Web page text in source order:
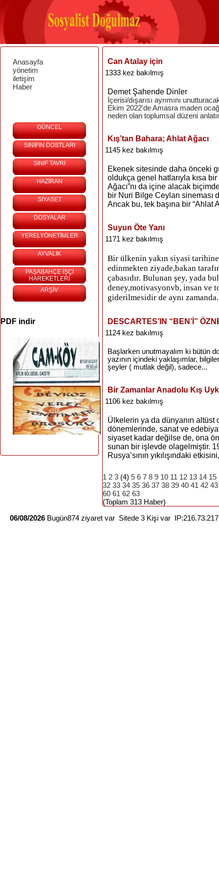
Anasayfa
yönetim
iletişim
Haber
GÜNCEL
SINIFIN DOSTLARI
SINIF TAVRI
HAZİRAN
SİYASET
DOSYALAR
YERELYÖNETİMLER
AYVALIK
PAŞABAHÇE İŞÇİ
HAREKETLERİ
ARŞİV
PDF indir
Can Atalay için
1333 kez bakılmış
Demet Şahende Dinler
İçerisi/dışarısı ayrımını
Ekim 2022'de Amasra maden
neden olan toplumsal düzeni
Kış’tan Bahara; Ahlat Ağacı
1145 kez bakılmış
Ekenek sitesinde daha önceki
oldukça genel hatlarıyla kısa
Ağacı”nı da içine alacak
bir Nuri Bilge Ceylan sineması
Ancak bu, tek başına bir “Ahlat
Suyun Öte Yanı
1171 kez bakılmış
Bir ülkenin yakın siyasi
edinmekten ziyade,bakan
çabasıdır. Bulunan şey, yada
deney,motivasyonvb, insan ve
giderilmesidir de aynı
DESCARTES’IN “BEN’İ”
1124 kez bakılmış
Başlarken unutmayalım ki bütün
yazının içindeki yaklaşımlar,
şeyler ( mutlak değil), sadece...
Bir Zamanlar Anadolu Kış
1106 kez bakılmış
Ülkelerin ya da dünyanın altüst
dönemlerinde, sanat ve
siyaset kadar değilse de, ona
sunan bir işlevde olagelmiştir.
Rusya’sının yıkılışındaki
1 2 3 (4) 5 6 7 8 9 10 11 12 13 14 15
32 33 34 35 36 37 38 39 40 41 42 43
60 61 62 63
(Toplam 313 Haber)
06/08/2026 Bugün874 ziyaret var Sitede 3 Kişi var